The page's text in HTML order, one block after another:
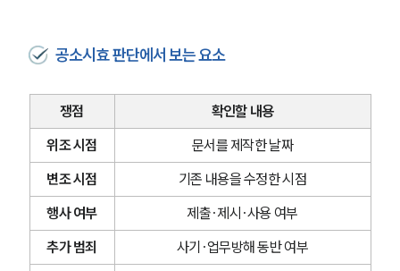
공소시효 판단에서 보는 요소
쟁점
확인할 내용
위조 시점
문서를 제작한 날짜
변조 시점
기존 내용을 수정한 시점
행사 여부
제출·제시·사용 여부
추가 범죄
사기·업무방해 동반 여부